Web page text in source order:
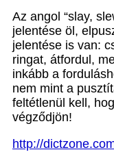
Az angol “slay,
jelentése öl,
jelentése is van:
ringat, átfordul,
inkább a
nem mint a
feltétlenül kell,
végződjön!
http://